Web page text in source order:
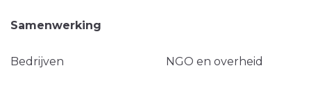
Samenwerking
Bedrijven NGO en overheid